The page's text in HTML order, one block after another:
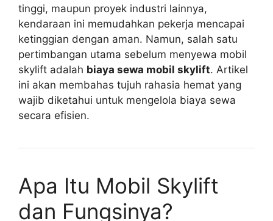
tinggi, maupun proyek industri lainnya,
kendaraan ini memudahkan pekerja mencapai
ketinggian dengan aman. Namun, salah satu
pertimbangan utama sebelum menyewa mobil
skylift adalah biaya sewa mobil skylift. Artikel
ini akan membahas tujuh rahasia hemat yang
wajib diketahui untuk mengelola biaya sewa
secara efisien.
Apa Itu Mobil Skylift
dan Fungsinya?